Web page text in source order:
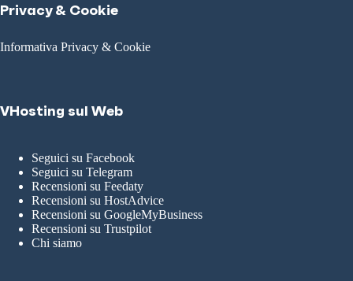
Privacy & Cookie
Informativa Privacy & Cookie
VHosting sul Web
Seguici su Facebook
Seguici su Telegram
Recensioni su Feedaty
Recensioni su HostAdvice
Recensioni su GoogleMyBusiness
Recensioni su Trustpilot
Chi siamo